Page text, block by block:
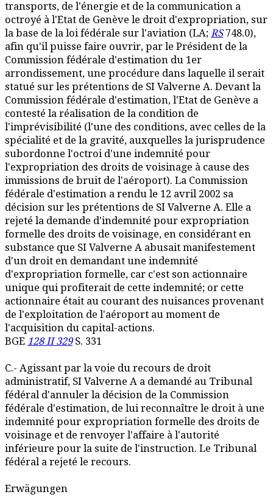
transports, de l'énergie et de la communication a
octroyé à l'Etat de Genève le droit d'expropriation, sur
la base de la loi fédérale sur l'aviation (LA; RS748.0),
afin qu'il puisse faire ouvrir, par le Président de la
Commission fédérale d'estimation du 1er
arrondissement, une procédure dans laquelle il serait
statué sur les prétentions de SI Valverne A. Devant la
Commission fédérale d'estimation, l'Etat de Genève a
contesté la réalisation de la condition de
l'imprévisibilité (l'une des conditions, avec celles de la
spécialité et de la gravité, auxquelles la jurisprudence
subordonne l'octroi d'une indemnité pour
l'expropriation des droits de voisinage à cause des
immissions de bruit de l'aéroport). La Commission
fédérale d'estimation a rendu le 12 avril 2002 sa
décision sur les prétentions de SI Valverne A. Elle a
rejeté la demande d'indemnité pour expropriation
formelle des droits de voisinage, en considérant en
substance que SI Valverne A abusait manifestement
d'un droit en demandant une indemnité
d'expropriation formelle, car c'est son actionnaire
unique qui profiterait de cette indemnité; or cette
actionnaire était au courant des nuisances provenant
de l'exploitation de l'aéroport au moment de
l'acquisition du capital-actions.
BGE 128 II 329S. 331
C.- Agissant par la voie du recours de droit
administratif, SI Valverne A a demandé au Tribunal
fédéral d'annuler la décision de la Commission
fédérale d'estimation, de lui reconnaître le droit à une
indemnité pour expropriation formelle des droits de
voisinage et de renvoyer l'affaire à l'autorité
inférieure pour la suite de l'instruction. Le Tribunal
fédéral a rejeté le recours.
Erwägungen